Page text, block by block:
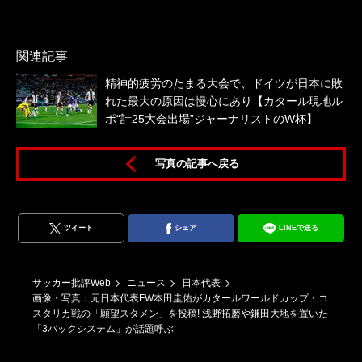
関連記事
精神的疲労のたまる大会で、ドイツが日本に敗
れた最大の原因は慢心にあり【カタール現地ル
ポ“計25大会出場”ジャーナリストのW杯】
写真の記事へ戻る
ツイート シェア LINEで送る
サッカー批評Web ニュース
日本代表
画像・写真：元日本代表FW本田圭佑がカタールワールドカップ・コ
スタリカ戦の「願望スタメン」を投稿! 浅野拓磨や鎌田大地を置いた
「3バックシステム」が話題呼ぶ